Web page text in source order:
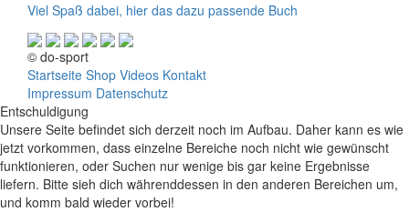
Viel Spaß dabei, hier das dazu passende Buch
© do-sport
Startseite Shop Videos Kontakt
Impressum Datenschutz
Entschuldigung
Unsere Seite befindet sich derzeit noch im Aufbau. Daher kann es wie
jetzt vorkommen, dass einzelne Bereiche noch nicht wie gewünscht
funktionieren, oder Suchen nur wenige bis gar keine Ergebnisse
liefern. Bitte sieh dich währenddessen in den anderen Bereichen um,
und komm bald wieder vorbei!